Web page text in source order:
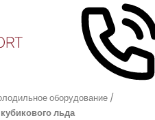
оборудование
льда